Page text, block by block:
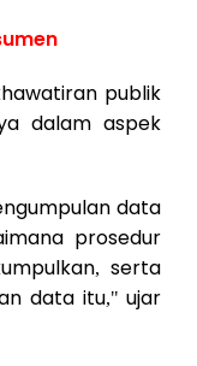
publik
dalam aspek
data
prosedur
serta
data itu," ujar